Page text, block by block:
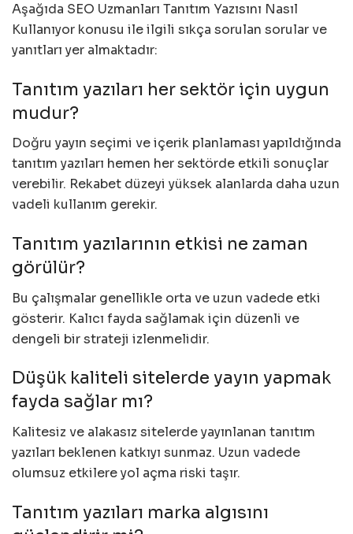
Aşağıda SEO Uzmanları Tanıtım Yazısını Nasıl
Kullanıyor konusu ile ilgili sıkça sorulan sorular ve
yanıtları yer almaktadır:
Tanıtım yazıları her sektör için uygun
mudur?
Doğru yayın seçimi ve içerik planlaması yapıldığında
tanıtım yazıları hemen her sektörde etkili sonuçlar
verebilir. Rekabet düzeyi yüksek alanlarda daha uzun
vadeli kullanım gerekir.
Tanıtım yazılarının etkisi ne zaman
görülür?
Bu çalışmalar genellikle orta ve uzun vadede etki
gösterir. Kalıcı fayda sağlamak için düzenli ve
dengeli bir strateji izlenmelidir.
Düşük kaliteli sitelerde yayın yapmak
fayda sağlar mı?
Kalitesiz ve alakasız sitelerde yayınlanan tanıtım
yazıları beklenen katkıyı sunmaz. Uzun vadede
olumsuz etkilere yol açma riski taşır.
Tanıtım yazıları marka algısını